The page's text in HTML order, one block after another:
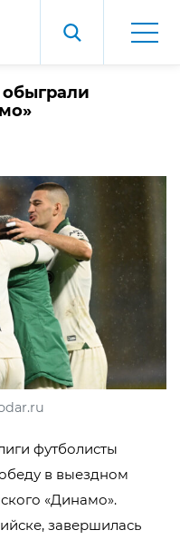
футболисты
в выездном
«Динамо».
завершилась